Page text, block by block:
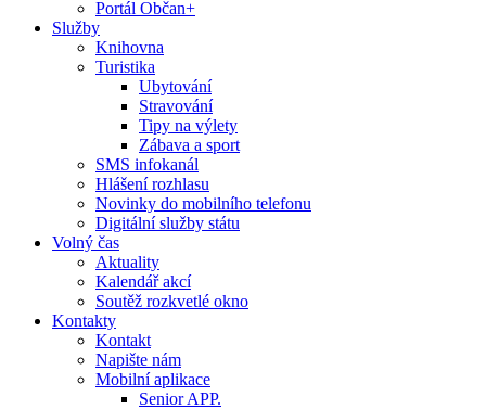
Portál Občan+
Služby
Knihovna
Turistika
Ubytování
Stravování
Tipy na výlety
Zábava a sport
SMS infokanál
Hlášení rozhlasu
Novinky do mobilního telefonu
Digitální služby státu
Volný čas
Aktuality
Kalendář akcí
Soutěž rozkvetlé okno
Kontakty
Kontakt
Napište nám
Mobilní aplikace
Senior APP.